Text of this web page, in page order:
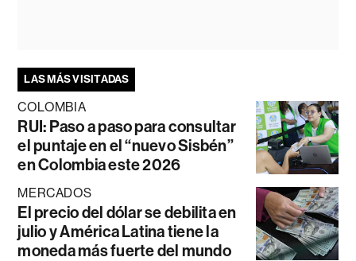
LAS MÁS VISITADAS
COLOMBIA
RUI: Paso a paso para consultar
el puntaje en el “nuevo Sisbén”
en Colombia este 2026
MERCADOS
El precio del dólar se debilita en
julio y América Latina tiene la
moneda más fuerte del mundo